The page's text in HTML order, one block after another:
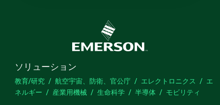
ソリューション
教育/研究 航空宇宙、防衛、官公庁 エレクトロニクス
エ
ネルギー
産業用機械 生命科学 半導体 モビリティ